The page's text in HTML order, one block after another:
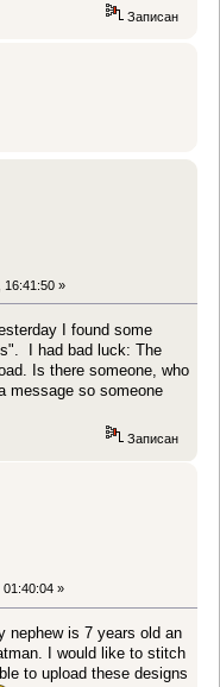
Записан
16:41:50 »
I found some
I had bad luck: The
Is there someone, who
message so someone
Записан
»
nephew is 7 years old an
I would like to stitch
to upload these designs